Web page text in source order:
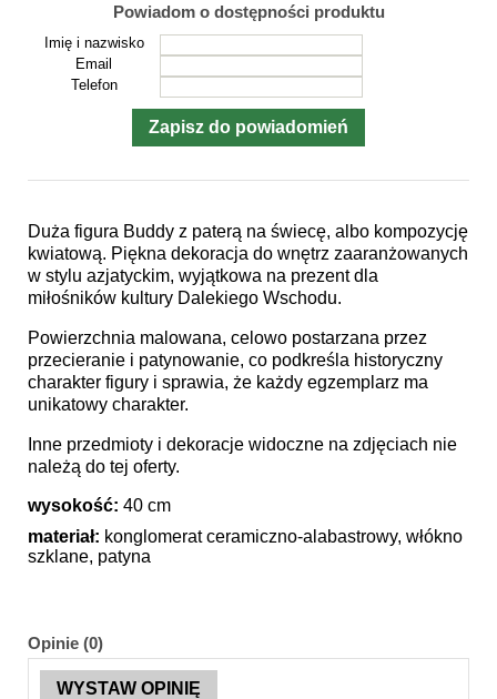
Duża figura Buddy z paterą na świecę, albo kompozycję
kwiatową. Piękna dekoracja do wnętrz zaaranżowanych
w stylu azjatyckim, wyjątkowa na prezent dla
miłośników kultury Dalekiego Wschodu.
Powierzchnia malowana, celowo postarzana przez
przecieranie i patynowanie, co podkreśla historyczny
charakter figury i sprawia, że każdy egzemplarz ma
unikatowy charakter.
Inne przedmioty i dekoracje widoczne na zdjęciach nie
należą do tej oferty.
wysokość: 40 cm
materiał: konglomerat ceramiczno-alabastrowy, włókno
szklane, patyna
Powiadom o dostępności produktu
Imię i nazwisko
Email
Telefon
Opinie (0)
WYSTAW OPINIĘ